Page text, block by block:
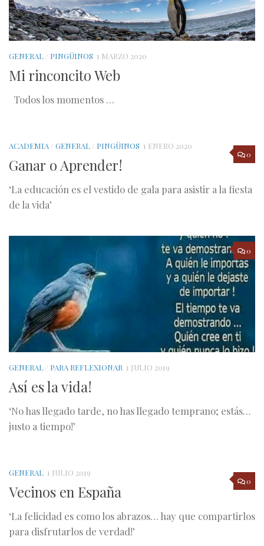
GENERAL / PINGÜINOS 1 MARZO 2020
Mi rinconcito Web
Todos los momentos …
0
ACADEMIA / GENERAL / PINGÜINOS 1 ENERO 2020
Ganar o Aprender!
‘La educación es el vestido de gala para asistir a la fiesta
de la vida’
0
GENERAL / PARA REFLEXIONAR 1 JULIO 2019
Así es la vida!
‘No has llegado tarde, no has llegado temprano; estás…
justo a tiempo!’
0
GENERAL 1 JULIO 2019
Vecinos en España
‘La felicidad es como los abrazos… hay que compartirlos
para disfrutarlos de verdad!’